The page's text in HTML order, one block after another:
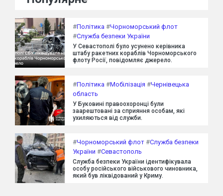
#Політика #Чорноморський флот
#Служба безпеки України
У Севастополі було усунено керівника
штабу ракетних кораблів Чорноморського
флоту Росії, повідомляє джерело.
#Політика #Мобілізація #Чернівецька
область
У Буковині правоохоронці були
заарештовані за сприяння особам, які
ухиляються від служби.
#Чорноморський флот #Служба безпеки
України #Севастополь
Служба безпеки України ідентифікувала
особу російського військового чиновника,
який був ліквідований у Криму.